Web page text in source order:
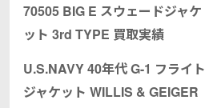
70505 BIG E スウェードジャケ
ット 3rd TYPE 買取実績
U.S.NAVY 40年代 G-1 フライト
ジャケット WILLIS & GEIGER